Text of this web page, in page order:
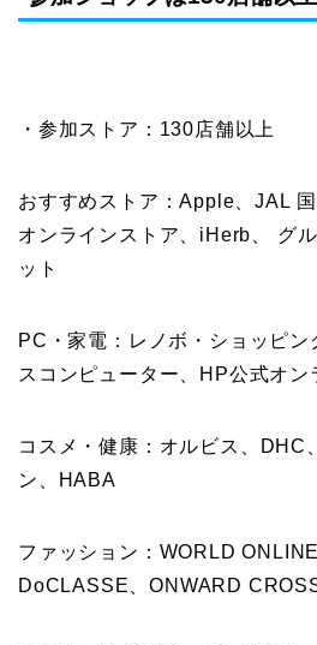
・参加ストア：130店舗以上
おすすめストア：Apple、JAL
オンラインストア、iHerb、 グ
ット
PC・家電：レノボ・ショッピ
スコンピューター、HP公式オン
コスメ・健康：オルビス、DHC
ン、HABA
ファッション：WORLD
DoCLASSE、ONWARD